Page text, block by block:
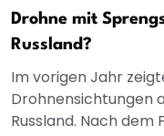
Drohne mit
Russland?
Im vorigen Jahr
Drohnensichtungen
Russland. Nach dem